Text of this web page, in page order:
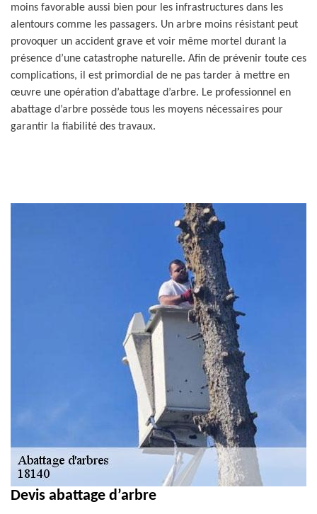
moins favorable aussi bien pour les infrastructures dans les
alentours comme les passagers. Un arbre moins résistant peut
provoquer un accident grave et voir même mortel durant la
présence d’une catastrophe naturelle. Afin de prévenir toute ces
complications, il est primordial de ne pas tarder à mettre en
œuvre une opération d’abattage d’arbre. Le professionnel en
abattage d’arbre possède tous les moyens nécessaires pour
garantir la fiabilité des travaux.
Devis abattage d’arbre